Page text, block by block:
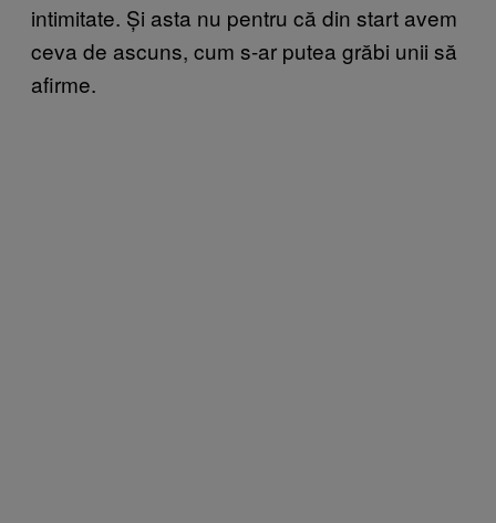
intimitate. Și asta nu pentru că din start avem
ceva de ascuns, cum s-ar putea grăbi unii să
afirme.